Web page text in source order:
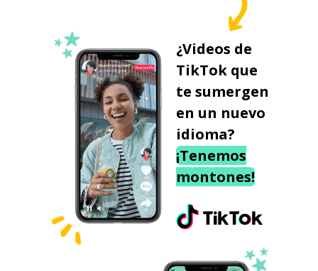
¿Videos de
TikTok que
te sumergen
en un nuevo
idioma?
¡Tenemos
montones!